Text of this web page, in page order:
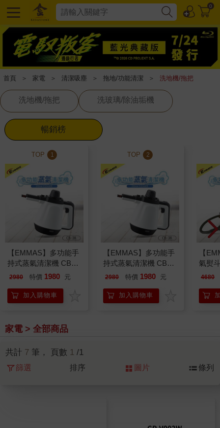
0
首頁 ＞ 家電 ＞ 清潔吸塵 ＞ 拖地/功能清潔 ＞ 洗地機/拖把
洗地機/拖把 洗玻璃/除油垢機
暢銷榜
TOP 1
【EMMAS】多功能手
持式蒸氣清潔機 CB－
38
2980 特價 1980 元
加入購物車
TOP 2
【EMMAS】多功能手
持式蒸氣清潔機 CB－
38
2980 特價 1980 元
加入購物車
【
氣熨
4680
家電 > 全部商品
共計 7 筆， 頁數 1 /1
篩選 排序 圖片 條列